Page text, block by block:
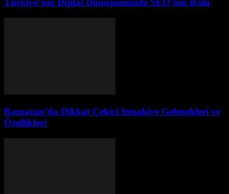
Türkiye’nin Dijital Dönüşümünde SEO’nin Rolü
Ramazan’da Dikkat Çekici Imsakiye Gelenekleri ve
Özellikleri